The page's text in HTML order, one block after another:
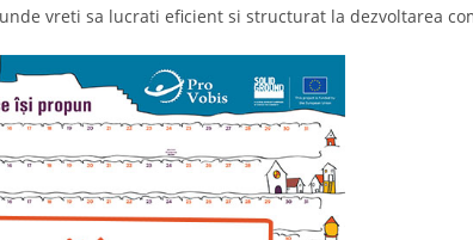
vreti sa lucrati eficient si structurat la dezvoltarea